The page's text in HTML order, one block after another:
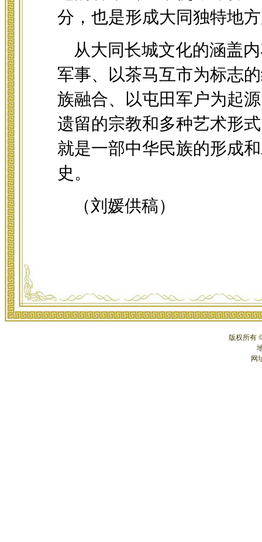
分，也是形成大同独特地
从大同长城文化的涵盖
军事、以茶马互市为标志
族融合、以屯田军户为起
遗留的宗教和多种艺术形
就是一部中华民族的形成
史。
（刘媛供稿）
版权所有
网